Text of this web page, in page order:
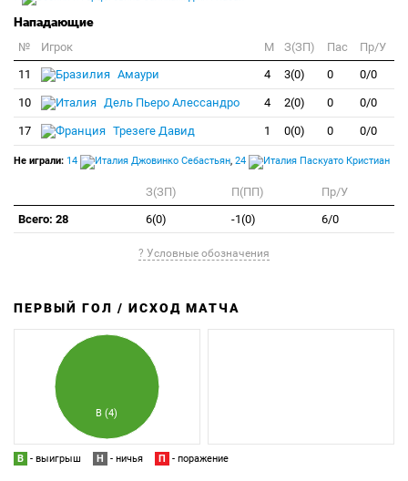
Нападающие
№ Игрок M З(ЗП) Пас
Пр/У
11
Амаури 4 3(0) 0 0/0
10 Дель Пьеро Алессандро 4 2(0) 0 0/0
17 Трезеге Давид 1 0(0) 0 0/0
Не играли: 14 Джовинко Себастьян, 24 Паскуато Кристиан
З(ЗП) П(ПП)
Пр/У
Всего: 28
6(0) -1(0) 6/0
? Условные обозначения
ПЕРВЫЙ ГОЛ / ИСХОД МАТЧА
В (4)
В - выигрыш Н - ничья П - поражение